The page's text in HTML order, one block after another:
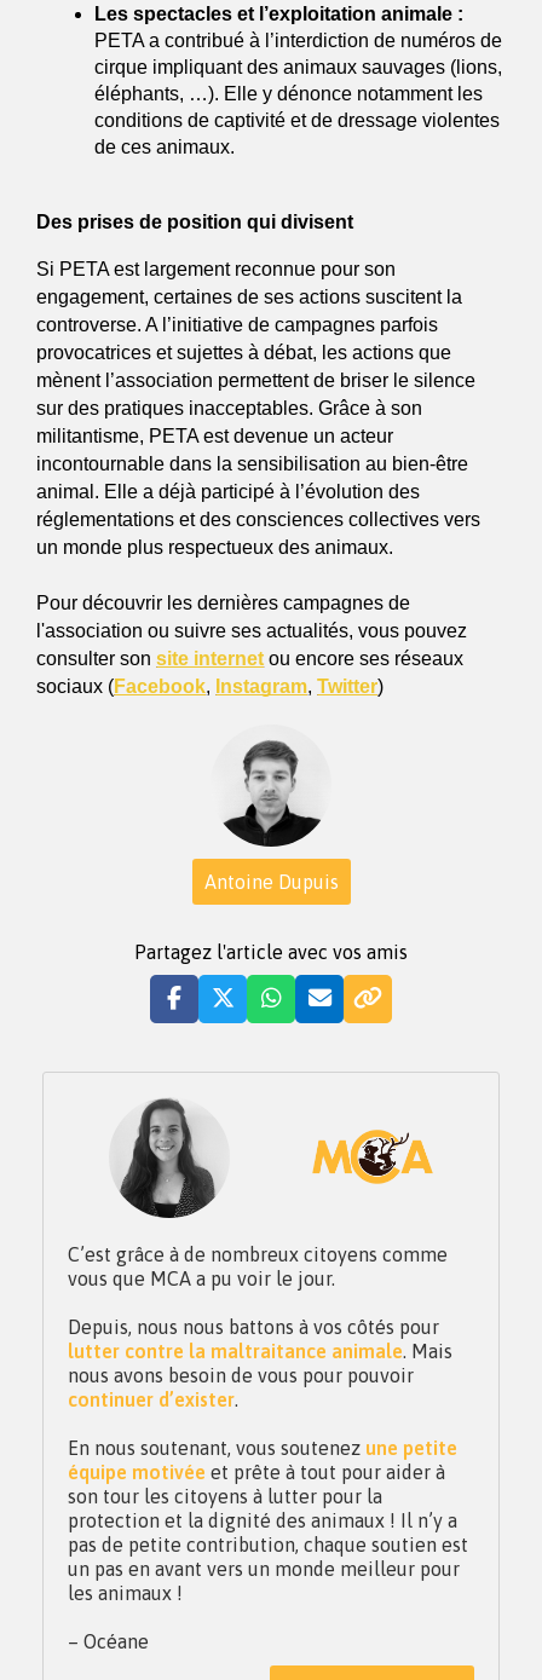
Les spectacles et l’exploitation animale :
PETA a contribué à l’interdiction de numéros de
cirque impliquant des animaux sauvages (lions,
éléphants, …). Elle y dénonce notamment les
conditions de captivité et de dressage violentes
de ces animaux.
Des prises de position qui divisent
Si PETA est largement reconnue pour son
engagement, certaines de ses actions suscitent la
controverse. A l’initiative de campagnes parfois
provocatrices et sujettes à débat, les actions que
mènent l’association permettent de briser le silence
sur des pratiques inacceptables. Grâce à son
militantisme, PETA est devenue un acteur
incontournable dans la sensibilisation au bien-être
animal. Elle a déjà participé à l’évolution des
réglementations et des consciences collectives vers
un monde plus respectueux des animaux.
Pour découvrir les dernières campagnes de
l'association ou suivre ses actualités, vous pouvez
consulter son site internet ou encore ses réseaux
sociaux (Facebook, Instagram, Twitter)
Antoine Dupuis
Partagez l'article avec vos amis
C’est grâce à de nombreux citoyens comme
vous que MCA a pu voir le jour.
Depuis, nous nous battons à vos côtés pour
lutter contre la maltraitance animale . Mais
nous avons besoin de vous pour pouvoir
continuer d’exister
En nous soutenant, vous soutenez une petite
équipe motivée et prête à tout pour aider à
son tour les citoyens à lutter pour la
protection et la dignité des animaux ! Il n’y a
pas de petite contribution, chaque soutien est
un pas en avant vers un monde meilleur pour
les animaux !
– Océane